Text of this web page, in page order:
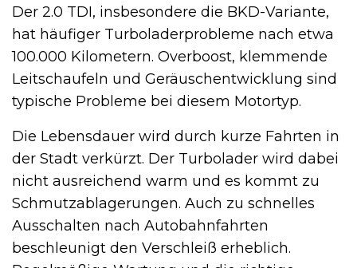
Der 2.0 TDI, insbesondere die BKD-Variante,
hat häufiger Turboladerprobleme nach etwa
100.000 Kilometern. Overboost, klemmende
Leitschaufeln und Geräuschentwicklung sind
typische Probleme bei diesem Motortyp.
Die Lebensdauer wird durch kurze Fahrten in
der Stadt verkürzt. Der Turbolader wird dabei
nicht ausreichend warm und es kommt zu
Schmutzablagerungen. Auch zu schnelles
Ausschalten nach Autobahnfahrten
beschleunigt den Verschleiß erheblich.